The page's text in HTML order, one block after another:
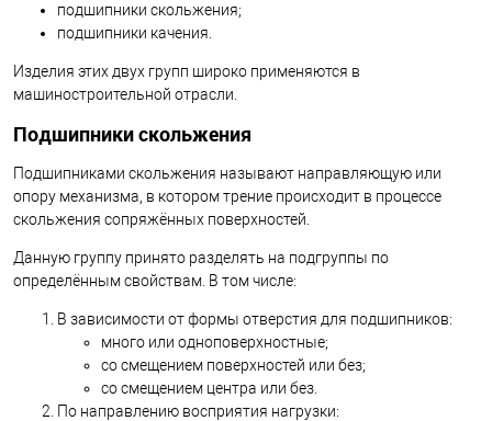
подшипники скольжения;
подшипники качения.
Изделия этих двух групп широко применяются в
машиностроительной отрасли.
Подшипники скольжения
Подшипниками скольжения называют направляющую или
опору механизма, в котором трение происходит в процессе
скольжения сопряжённых поверхностей.
Данную группу принято разделять на подгруппы по
определённым свойствам. В том числе:
В зависимости от формы отверстия для подшипников:
много или одноповерхностные;
со смещением поверхностей или без;
со смещением центра или без.
По направлению восприятия нагрузки: